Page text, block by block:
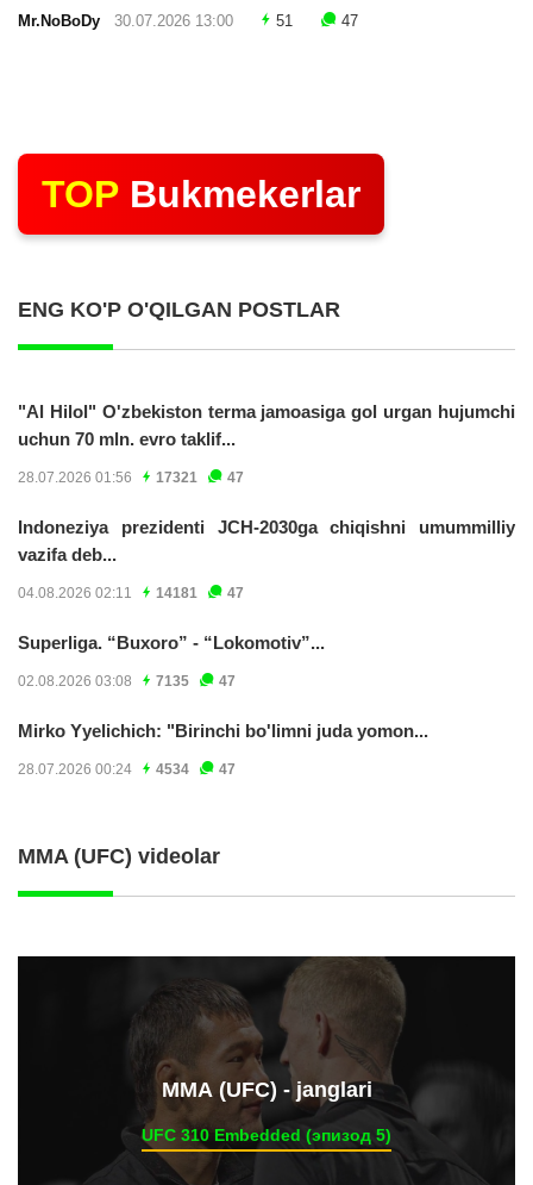
Mr.NoBoDy 30.07.2026 13:00 51 47
TOP Bukmekerlar
ENG KO'P O'QILGAN POSTLAR
"Al Hilol" O'zbekiston terma jamoasiga gol urgan hujumchi
uchun 70 mln. evro taklif...
28.07.2026 01:56 17321 47
Indoneziya prezidenti JCH-2030ga chiqishni umummilliy
vazifa deb...
04.08.2026 02:11 14181 47
Superliga. “Buxoro” - “Lokomotiv”...
02.08.2026 03:08 7135 47
Mirko Yyelichich: "Birinchi bo'limni juda yomon...
28.07.2026 00:24 4534 47
MMA (UFC) videolar
ММА (UFC) - janglari
UFC 310 Embedded (эпизод 5)